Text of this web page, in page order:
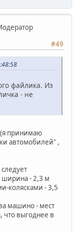
#49
файлика. Из
- не
(я принимаю
автомобилей" ,
ширина - 2,3 м
колясками - 3,5
машино - мест
, что выгоднее в